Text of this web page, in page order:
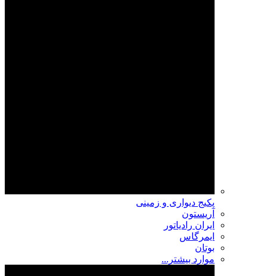
پکیج دیواری و زمینی
آریستون
ایران رادیاتور
ایمرگاس
بوتان
موارد بیشتر...